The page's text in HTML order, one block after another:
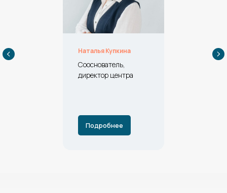
Наталья Купкина
Сооснователь,
директор центра
Подробнее